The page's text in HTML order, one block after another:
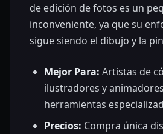
de edición de fotos es un
inconveniente, ya que su
sigue siendo el dibujo y la
Mejor Para: Artistas de
ilustradores y
herramientas
Precios: Compra única